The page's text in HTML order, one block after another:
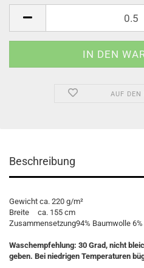
AUF DEN
Beschreibung
Gewicht ca. 220 g/m²
Breite
ca. 155 cm
Zusammensetzung94% Baumwolle
Waschempfehlung: 30 Grad, nicht
geben. Bei niedrigen Temperaturen